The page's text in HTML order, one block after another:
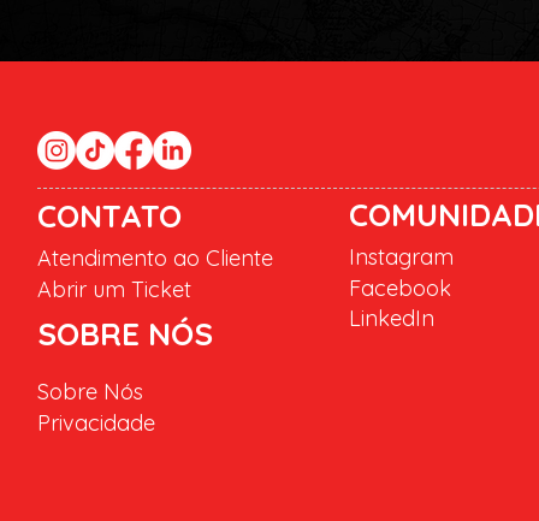
CONTATO
Atendimento ao Cliente
Abrir um Ticket
SOBRE NÓS
Instagram
Facebook
LinkedIn
Sobre Nós
Privacidade